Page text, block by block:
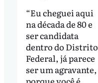
“Eu cheguei aqui
na década de 80 e
ser candidata
dentro do Distrito
Federal, já parece
ser um agravante,